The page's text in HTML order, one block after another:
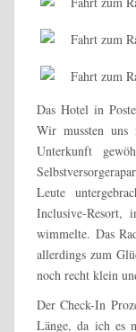
Das Hotel in
Wir mussten
Unterkunft
Leute
Inclusive-Resort,
wimmelte. Das
allerdings zum
noch recht klein
Der Check-In
Länge, da ich es